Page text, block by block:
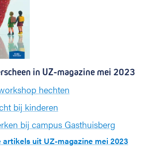
in UZ-magazine mei 2023
hechten
bij kinderen
bij campus Gasthuisberg
artikels uit UZ-magazine mei 2023